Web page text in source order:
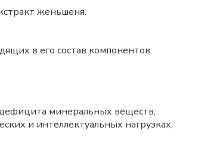
женьшеня.
в его состав компонентов.
минеральных веществ;
и интеллектуальных нагрузках;